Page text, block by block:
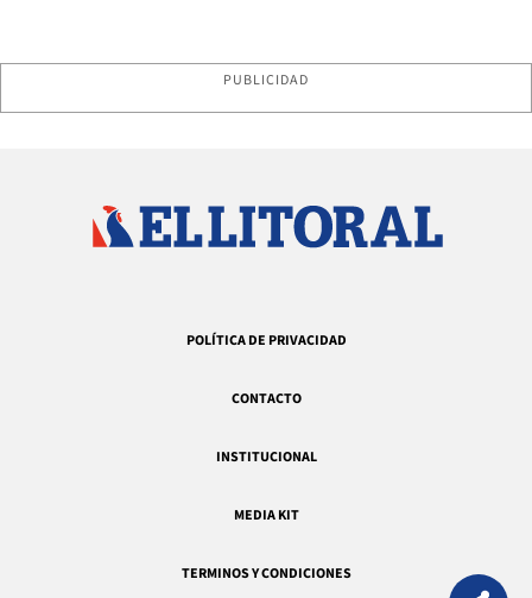
PUBLICIDAD
POLÍTICA DE PRIVACIDAD
CONTACTO
INSTITUCIONAL
MEDIA KIT
TERMINOS Y CONDICIONES